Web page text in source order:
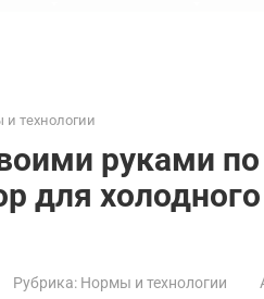
технологии
руками
для
Рубрика: Нормы и технологии